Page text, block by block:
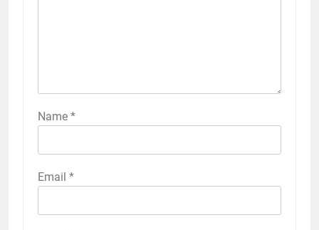
Name *
Email *